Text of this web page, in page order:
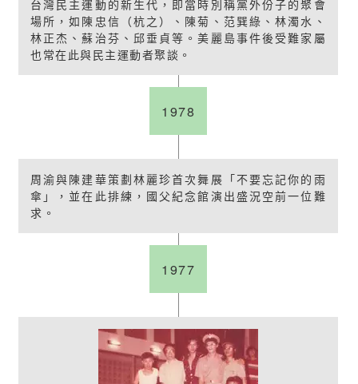
台灣民主運動的新生代，即當時別稱黨外份子的聚會
場所，如陳忠信（杭之）、陳菊、范巽綠、林濁水、
林正杰、蘇治芬、邱垂貞等。美麗島事件後受難家屬
也常在此與民主運動者聚談。
1978
周渝與陳建華策劃林麗珍首次舞展「不要忘記你的雨
傘」，並在此排練，國父紀念館演出盛況空前一位難
求。
1977